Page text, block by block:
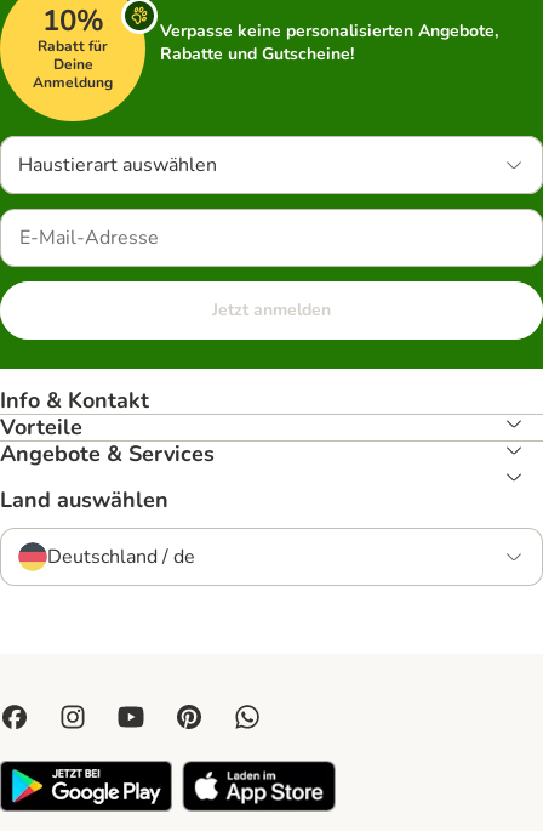
10%
Rabatt für
Deine
Anmeldung
Verpasse keine personalisierten Angebote,
Rabatte und Gutscheine!
Haustierart auswählen
Jetzt anmelden
Info & Kontakt
Vorteile
Angebote & Services
Land auswählen
Deutschland / de